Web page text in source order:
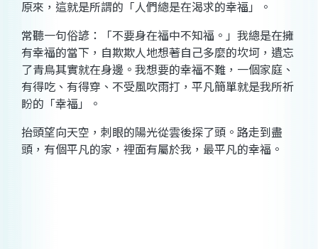
原來，這就是所謂的「人們總是在渴求的幸福」。
常聽一句俗諺：「不要身在福中不知福。」我總是在擁
有幸福的當下，自欺欺人地想著自己多麼的坎坷，遺忘
了青鳥其實就在身邊。我想要的幸福不難，一個家庭、
有得吃、有得穿、不受風吹雨打，平凡簡單就是我所祈
盼的「幸福」。
抬頭望向天空，刺眼的陽光從雲後探了頭。路走到盡
頭，有個平凡的家，裡面有屬於我，最平凡的幸福。